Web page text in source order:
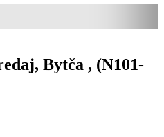
Bytča , (N101-